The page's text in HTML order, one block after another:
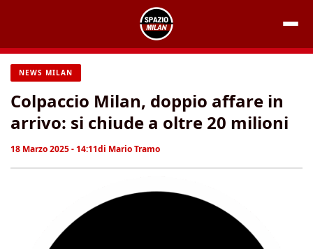
contenuto
NEWS MILAN
Colpaccio Milan, doppio affare in
arrivo: si chiude a oltre 20 milioni
18 Marzo 2025 - 14:11di Mario Tramo